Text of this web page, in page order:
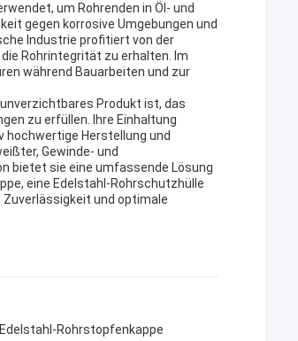
um Rohrenden in Öl- und
gegen korrosive Umgebungen und
Industrie profitiert von der
Rohrintegrität zu erhalten. Im
während Bauarbeiten und zur
Produkt ist, das
zu erfüllen. Ihre Einhaltung
hochwertige Herstellung und
Gewinde- und
bietet sie eine umfassende Lösung
eine Edelstahl-Rohrschutzhülle
und optimale
Rohrstopfenkappe